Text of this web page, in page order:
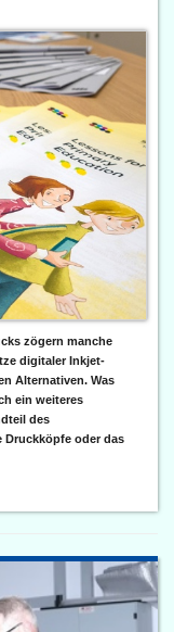
zögern manche
digitaler Inkjet-
Alternativen. Was
ein weiteres
des
Druckköpfe oder das